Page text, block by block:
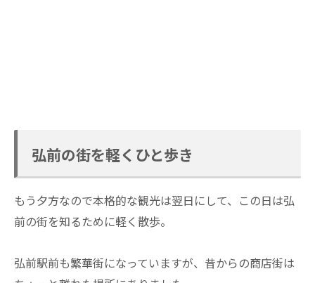
弘前の街を軽くひと歩き
もう夕方なので本格的な観光は翌日にして、この日は弘
前の街を知るために軽く散歩。
弘前駅前も繁華街になっていますが、昔からの商店街は